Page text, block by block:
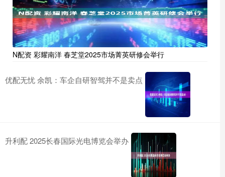
N配资 彩耀南洋 春芝堂2025市场菁英研修会举行
优配无忧 余凯：车企自研智驾并不是卖点
升利配 2025长春国际光电博览会举办